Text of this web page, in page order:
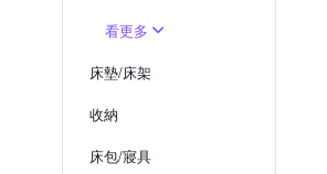
看更多
床墊/床架
收納
床包/寢具